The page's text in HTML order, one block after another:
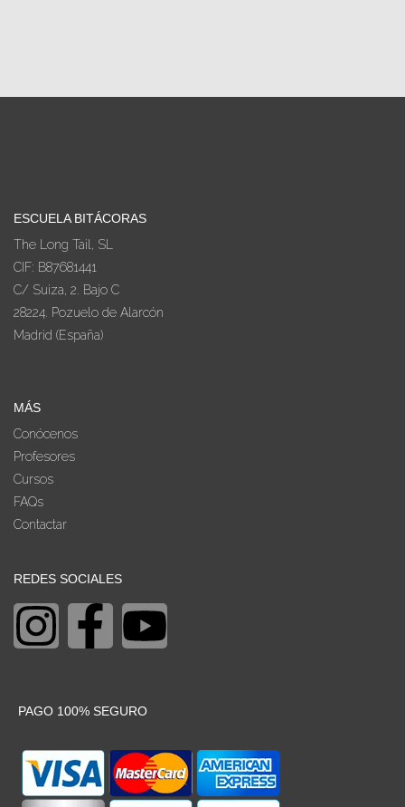
ESCUELA BITÁCORAS
The Long Tail, SL
CIF: B87681441
C/ Suiza, 2. Bajo C
28224. Pozuelo de Alarcón
Madrid (España)
MÁS
Conócenos
Profesores
Cursos
FAQs
Contactar
REDES SOCIALES
PAGO 100% SEGURO